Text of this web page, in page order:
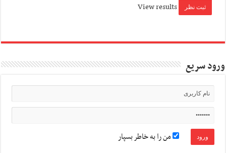
View results
ورود سریع
من را به خاطر بسپار